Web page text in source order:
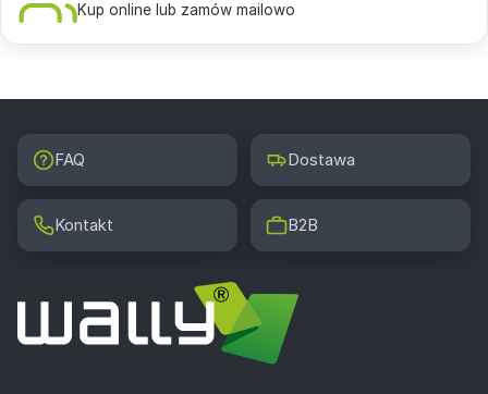
Kup online lub zamów mailowo
FAQ Dostawa
Kontakt B2B